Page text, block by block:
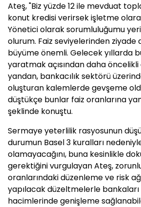
Ateş, "Biz yüzde 12 ile mevduat
konut kredisi verirsek işletme
Yönetici olarak sorumluluğumu
olurum. Faiz seviyelerinden ziyade
büyüme önemli. Gelecek yıllarda
yaratmak açısından daha
yandan, bankacılık sektörü
oluşturan kalemlerde gevşeme
düştükçe bunlar faiz oranlarına
şeklinde konuştu.
Sermaye yeterlilik rasyosunun
durumun Basel 3 kuralları
olamayacağını, buna kesinlikle
gerektiğini vurgulayan Ateş,
oranlarındaki düzenleme ve risk
yapılacak düzeltmelerle
hacimlerinde genişleme